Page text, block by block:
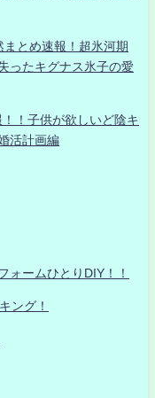
とめ速報！超氷河期
ったキグナス氷子の愛
！子供が欲しいど陰キ
活計画編
ォームひとりDIY！！
ング！